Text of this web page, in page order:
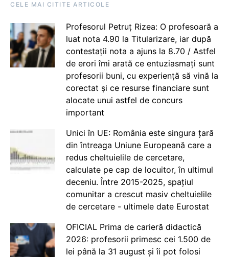
CELE MAI CITITE ARTICOLE
Profesorul Petruț Rizea: O profesoară a
luat nota 4.90 la Titularizare, iar după
contestații nota a ajuns la 8.70 / Astfel
de erori îmi arată ce entuziasmați sunt
profesorii buni, cu experiență să vină la
corectat și ce resurse financiare sunt
alocate unui astfel de concurs
important
Unici în UE: România este singura țară
din întreaga Uniune Europeană care a
redus cheltuielile de cercetare,
calculate pe cap de locuitor, în ultimul
deceniu. Între 2015-2025, spațiul
comunitar a crescut masiv cheltuielile
de cercetare - ultimele date Eurostat
OFICIAL Prima de carieră didactică
2026: profesorii primesc cei 1.500 de
lei până la 31 august și îi pot folosi